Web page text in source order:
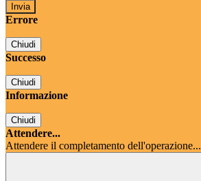
Errore
Chiudi
Successo
Chiudi
Informazione
Chiudi
Attendere...
Attendere il completamento dell'operazione...